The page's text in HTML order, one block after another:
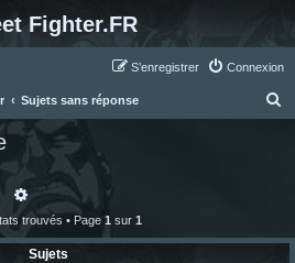
Fighter.FR
Connexion
S’enregistrer
Sujets sans réponse
RechercherRecherche avancée
trouvés • Page 1 sur 1
Sujets